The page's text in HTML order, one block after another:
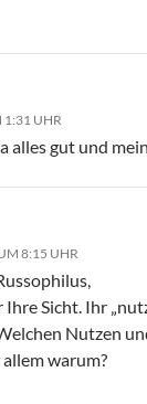
1:31 UHR
alles gut und
8:15 UHR
Sicht. Ihr
Nutzen
warum?